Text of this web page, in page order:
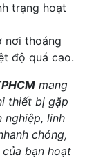
trạng hoạt
nơi thoáng
độ quá cao.
mang
thiết bị gặp
nghiệp, linh
chóng,
bạn hoạt